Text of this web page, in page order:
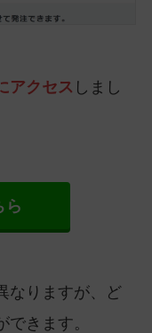
アクセス しまし
ら
なりますが、ど
きます。